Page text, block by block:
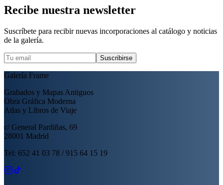
Recibe nuestra newsletter
Suscríbete para recibir nuevas incorporaciones al catálogo y noticias
de la galería.
Suscribirse
Galería Frame
Grabados y Mapas Antiguos
Obra Gráfica Moderna
Atlas y Libros de Viaje
c/ General Pardiñas, 69
28001 Madrid
Tel: 652 41 03 78 / 915 64 15 19